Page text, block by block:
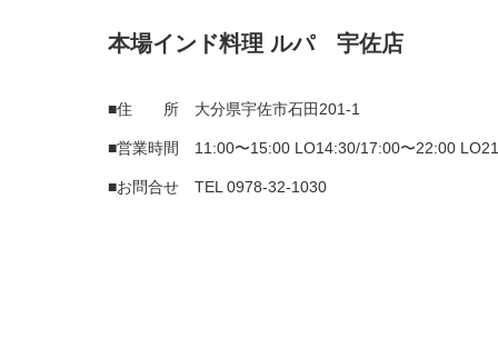
本場インド料理 ルパ 宇佐店
■住 所 大分県宇佐市石田201-1
■営業時間 11:00〜15:00 LO14:30/17:00〜22:00
■お問合せ TEL0978-32-1030